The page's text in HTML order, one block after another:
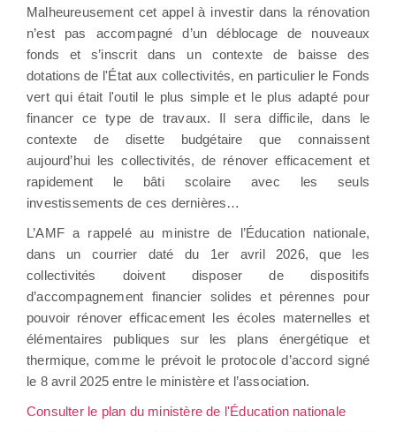
Malheureusement cet appel à investir dans la rénovation
n’est pas accompagné d’un déblocage de nouveaux
fonds et s’inscrit dans un contexte de baisse des
dotations de l'État aux collectivités, en particulier le Fonds
vert qui était l'outil le plus simple et le plus adapté pour
financer ce type de travaux. Il sera difficile, dans le
contexte de disette budgétaire que connaissent
aujourd’hui les collectivités, de rénover efficacement et
rapidement le bâti scolaire avec les seuls
investissements de ces dernières…
L’AMF a rappelé au ministre de l’Éducation nationale,
dans un courrier daté du 1er avril 2026, que les
collectivités doivent disposer de dispositifs
d’accompagnement financier solides et pérennes pour
pouvoir rénover efficacement les écoles maternelles et
élémentaires publiques sur les plans énergétique et
thermique, comme le prévoit le protocole d’accord signé
le 8 avril 2025 entre le ministère et l’association.
Consulter le plan du ministère de l'Éducation nationale